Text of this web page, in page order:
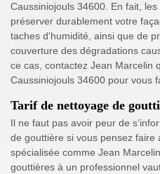
Caussiniojouls 34600. En fait,
préserver durablement votre
taches d'humidité, ainsi que de
couverture des dégradations
ce cas, contactez Jean Marcelin
Caussiniojouls 34600 pour vous
Tarif de nettoyage de
Il ne faut pas avoir peur de
de gouttière si vous pensez faire
spécialisée comme Jean
gouttières à un professionnel